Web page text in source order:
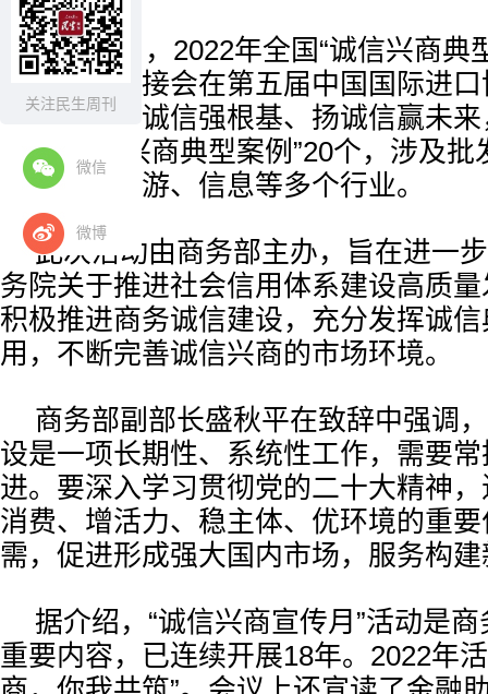
关注民生周刊
微信
微博
11月6日，2022年全国“诚信兴商典
企业银企对接会在第五届中国国际进
议主题为筑诚信强根基、扬诚信赢未
全国“诚信兴商典型案例”20个，涉及
民服务、旅游、信息等多个行业。
此次活动由商务部主办，旨在进一
务院关于推进社会信用体系建设高质
积极推进商务诚信建设，充分发挥诚
用，不断完善诚信兴商的市场环境。
商务部副部长盛秋平在致辞中强调
设是一项长期性、系统性工作，需要
进。要深入学习贯彻党的二十大精神
消费、增活力、稳主体、优环境的重
需，促进形成强大国内市场，服务构
据介绍，“诚信兴商宣传月”活动是
重要内容，已连续开展18年。2022年